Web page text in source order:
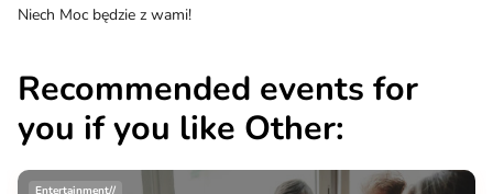
Niech Moc będzie z wami!
Recommended events for
you if you like Other:
Entertainment//